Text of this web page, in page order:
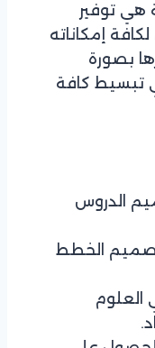
هي توفير
إمكاناته
بصورة
تبسيط كافة
الدروس
الخطط
العلوم